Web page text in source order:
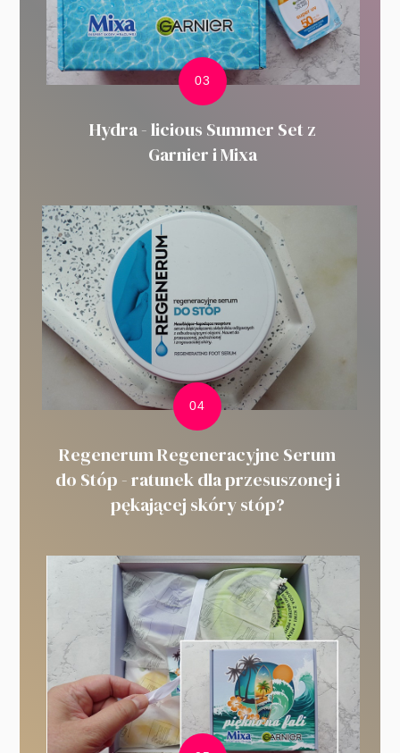
Hydra - licious Summer Set z
Garnier i Mixa
Regenerum Regeneracyjne Serum
do Stóp - ratunek dla przesuszonej i
pękającej skóry stóp?